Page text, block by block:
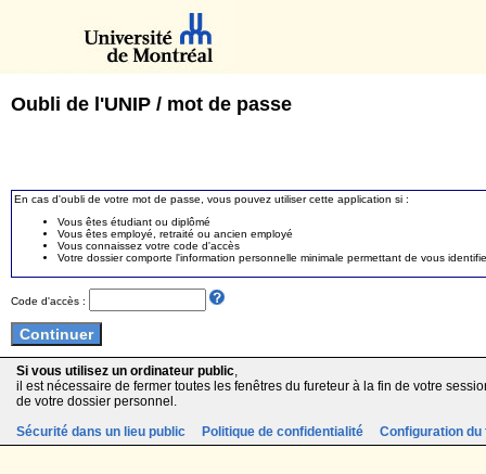
Oubli de l'UNIP / mot de passe
En cas d'oubli de votre mot de passe, vous pouvez utiliser cette application si :
Vous êtes étudiant ou diplômé
Vous êtes employé, retraité ou ancien employé
Vous connaissez votre code d'accès
Votre dossier comporte l'information personnelle minimale permettant de vous
Code d'accès :
Si vous utilisez un ordinateur public,
il est nécessaire de fermer toutes les fenêtres du fureteur à la fin de votre
de votre dossier personnel.
Sécurité dans un lieu public
Politique de confidentialité Configuration du